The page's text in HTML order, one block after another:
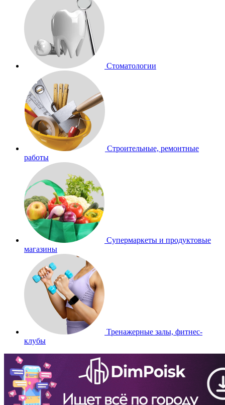
Стоматологии
Строительные, ремонтные
работы
Супермаркеты и продуктовые
магазины
Тренажерные залы, фитнес-
клубы